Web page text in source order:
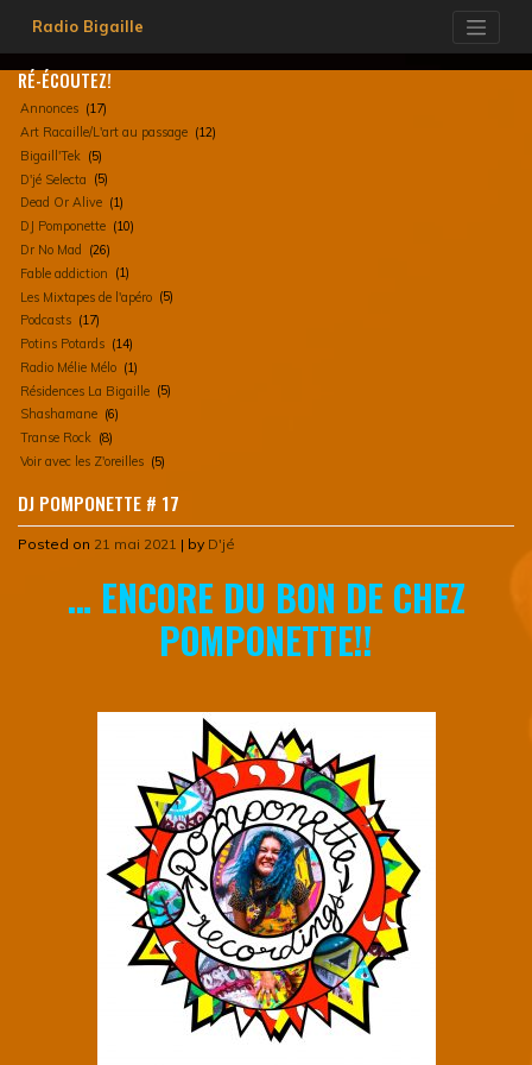
content
Radio Bigaille
RÉ-ÉCOUTEZ!
Annonces (17)
Art Racaille/L'art au passage (12)
Bigaill'Tek (5)
D'jé Selecta (5)
Dead Or Alive (1)
DJ Pomponette (10)
Dr No Mad
(26)
Fable addiction (1)
Les Mixtapes de l'apéro (5)
Podcasts (17)
Potins Potards (14)
Radio Mélie Mélo (1)
Résidences La Bigaille (5)
Shashamane (6)
Transe Rock (8)
Voir avec les Z'oreilles (5)
DJ POMPONETTE # 17
Posted on 21 mai 2021 | by D'jé
… ENCORE DU BON DE CHEZ
POMPONETTE!!